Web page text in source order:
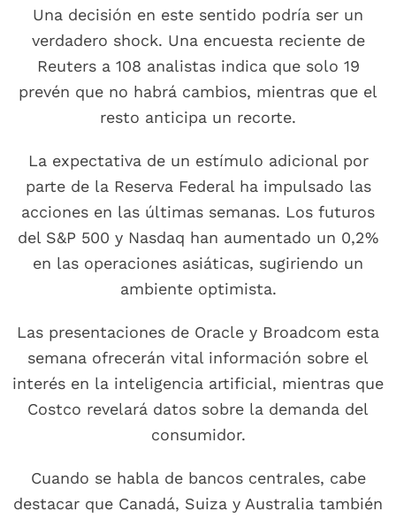
Una decisión en este sentido podría ser un
verdadero shock. Una encuesta reciente de
Reuters a 108 analistas indica que solo 19
prevén que no habrá cambios, mientras que el
resto anticipa un recorte.
La expectativa de un estímulo adicional por
parte de la Reserva Federal ha impulsado las
acciones en las últimas semanas. Los futuros
del S&P 500 y Nasdaq han aumentado un 0,2%
en las operaciones asiáticas, sugiriendo un
ambiente optimista.
Las presentaciones de Oracle y Broadcom esta
semana ofrecerán vital información sobre el
interés en la inteligencia artificial, mientras que
Costco revelará datos sobre la demanda del
consumidor.
Cuando se habla de bancos centrales, cabe
destacar que Canadá, Suiza y Australia también